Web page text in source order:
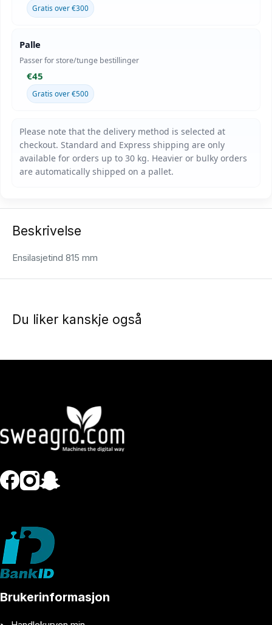
Gratis over €300
Palle
Passer for store/tunge bestillinger
€45
Gratis over €500
Beskrivelse
Ensilasjetind 815 mm
Du liker kanskje også
Brukerinformasjon